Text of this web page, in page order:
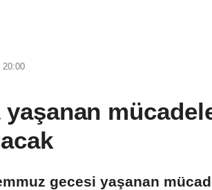
20:00
yaşanan
gecesi yaşanan